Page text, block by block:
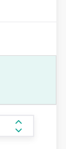
form.increase-